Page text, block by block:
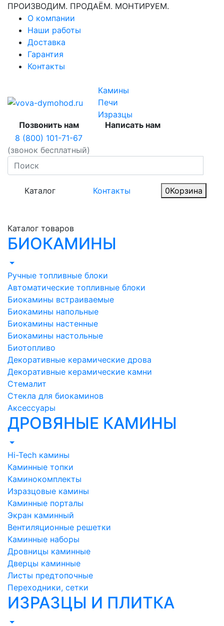
ПРОИЗВОДИМ. ПРОДАЁМ. МОНТИРУЕМ.
О компании
Наши работы
Доставка
Гарантия
Контакты
Камины
Печи
Изразцы
Позвонить нам
8 (800) 101-71-67
(звонок бесплатный)
Написать нам
Каталог Контакты 0Корзина
Каталог товаров
БИОКАМИНЫ
Ручные топливные блоки
Автоматические топливные блоки
Биокамины встраиваемые
Биокамины напольные
Биокамины настенные
Биокамины настольные
Биотопливо
Декоративные керамические дрова
Декоративные керамические камни
Стемалит
Стекла для биокаминов
Аксессуары
ДРОВЯНЫЕ КАМИНЫ
Hi-Tech камины
Каминные топки
Каминокомплекты
Изразцовые камины
Каминные порталы
Экран каминный
Вентиляционные решетки
Каминные наборы
Дровницы каминные
Дверцы каминные
Листы предтопочные
Переходники, сетки
ИЗРАЗЦЫ И ПЛИТКА